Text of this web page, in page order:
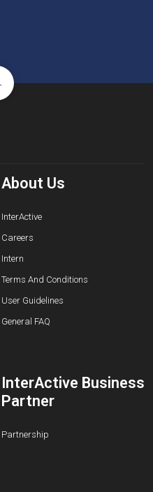
About Us
InterActive
Careers
Intern
Terms And Conditions
User Guidelines
General FAQ
InterActive Business
Partner
Partnership